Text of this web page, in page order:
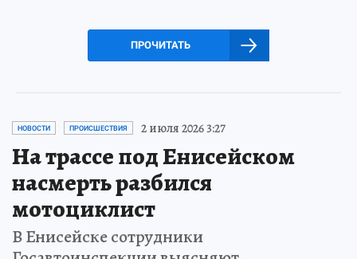
ПРОЧИТАТЬ
НОВОСТИ ПРОИСШЕСТВИЯ 2 июля 2026 3:27
На трассе под Енисейском
насмерть разбился
мотоциклист
В Енисейске сотрудники